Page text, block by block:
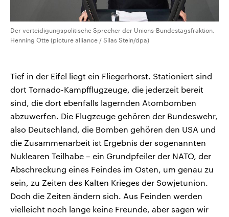
Der verteidigungspolitische Sprecher der Unions-Bundestagsfraktion,
Henning Otte (picture alliance / Silas Stein/dpa)
Tief in der Eifel liegt ein Fliegerhorst. Stationiert sind
dort Tornado-Kampfflugzeuge, die jederzeit bereit
sind, die dort ebenfalls lagernden Atombomben
abzuwerfen. Die Flugzeuge gehören der Bundeswehr,
also Deutschland, die Bomben gehören den USA und
die Zusammenarbeit ist Ergebnis der sogenannten
Nuklearen Teilhabe – ein Grundpfeiler der NATO, der
Abschreckung eines Feindes im Osten, um genau zu
sein, zu Zeiten des Kalten Krieges der Sowjetunion.
Doch die Zeiten ändern sich. Aus Feinden werden
vielleicht noch lange keine Freunde, aber sagen wir